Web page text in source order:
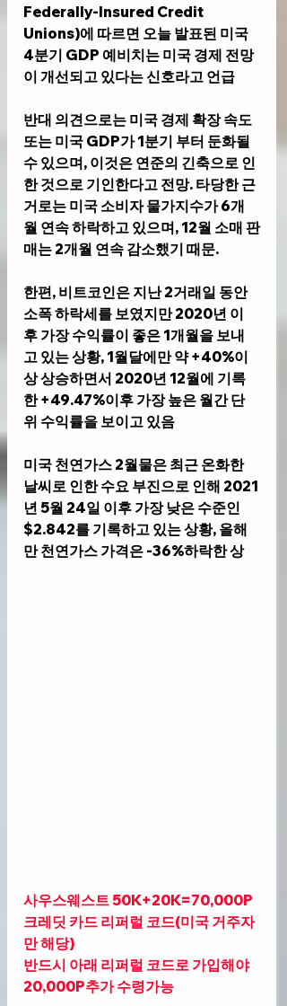
Federally-Insured Credit
Unions)에 따르면 오늘 발표된 미국
4분기 GDP 예비치는 미국 경제 전망
이 개선되고 있다는 신호라고 언급
반대 의견으로는 미국 경제 확장 속도
또는 미국 GDP가 1분기 부터 둔화될
수 있으며, 이것은 연준의 긴축으로 인
한 것으로 기인한다고 전망. 타당한 근
거로는 미국 소비자 물가지수가 6개
월 연속 하락하고 있으며, 12월 소매 판
매는 2개월 연속 감소했기 때문.
한편, 비트코인은 지난 2거래일 동안
소폭 하락세를 보였지만 2020년 이
후 가장 수익률이 좋은 1개월을 보내
고 있는 상황, 1월달에만 약 +40%이
상 상승하면서 2020년 12월에 기록
한 +49.47%이후 가장 높은 월간 단
위 수익률을 보이고 있음
미국 천연가스 2월물은 최근 온화한
날씨로 인한 수요 부진으로 인해 2021
년 5월 24일 이후 가장 낮은 수준인
$2.842를 기록하고 있는 상황, 올해
만 천연가스 가격은 -36%하락한 상
사우스웨스트 50K+20K=70,000P
크레딧 카드 리퍼럴 코드(미국 거주자
만 해당)
반드시 아래 리퍼럴 코드로 가입해야
20,000P추가 수령가능